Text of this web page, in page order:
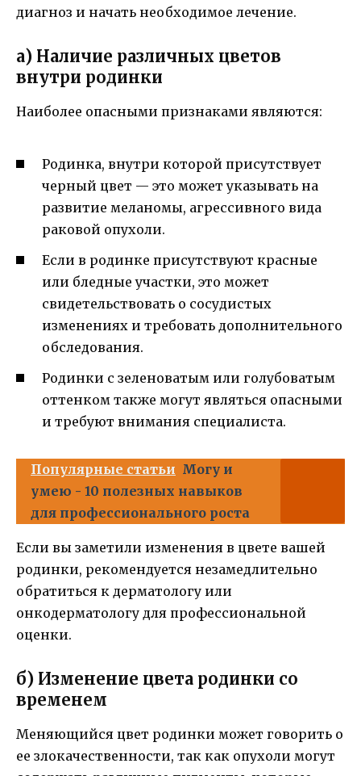
диагноз и начать необходимое лечение.
а) Наличие различных цветов
внутри родинки
Наиболее опасными признаками являются:
Родинка, внутри которой присутствует
черный цвет — это может указывать на
развитие меланомы, агрессивного вида
раковой опухоли.
Если в родинке присутствуют красные
или бледные участки, это может
свидетельствовать о сосудистых
изменениях и требовать дополнительного
обследования.
Родинки с зеленоватым или голубоватым
оттенком также могут являться опасными
и требуют внимания специалиста.
Популярные статьи Могу и
умею - 10 полезных навыков
для профессионального роста
Если вы заметили изменения в цвете вашей
родинки, рекомендуется незамедлительно
обратиться к дерматологу или
онкодерматологу для профессиональной
оценки.
б) Изменение цвета родинки со
временем
Меняющийся цвет родинки может говорить о
ее злокачественности, так как опухоли могут